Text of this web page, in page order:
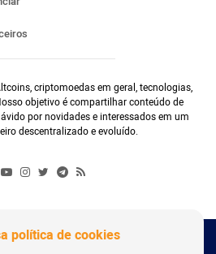
criptomoedas em geral, tecnologias,
objetivo é compartilhar conteúdo de
por novidades e interessados em um
descentralizado e evoluído.
política de cookies